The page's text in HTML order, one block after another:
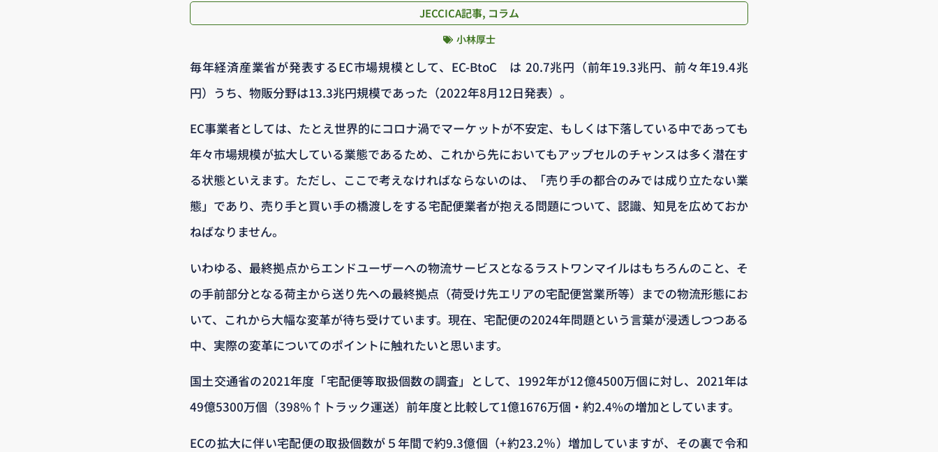
JECCICA記事, コラム
小林厚士
毎年経済産業省が発表するEC市場規模として、EC-BtoC は 20.7兆円（前年19.3兆円、前々年19.4兆
円）うち、物販分野は13.3兆円規模であった（2022年8月12日発表）。
EC事業者としては、たとえ世界的にコロナ渦でマーケットが不安定、もしくは下落している中であっても
年々市場規模が拡大している業態であるため、これから先においてもアップセルのチャンスは多く潜在す
る状態といえます。ただし、ここで考えなければならないのは、「売り手の都合のみでは成り立たない業
態」であり、売り手と買い手の橋渡しをする宅配便業者が抱える問題について、認識、知見を広めておか
ねばなりません。
いわゆる、最終拠点からエンドユーザーへの物流サービスとなるラストワンマイルはもちろんのこと、そ
の手前部分となる荷主から送り先への最終拠点（荷受け先エリアの宅配便営業所等）までの物流形態にお
いて、これから大幅な変革が待ち受けています。現在、宅配便の2024年問題という言葉が浸透しつつある
中、実際の変革についてのポイントに触れたいと思います。
国土交通省の2021年度「宅配便等取扱個数の調査」として、1992年が12億4500万個に対し、2021年は
49億5300万個（398%↑トラック運送）前年度と比較して1億1676万個・約2.4%の増加としています。
ECの拡大に伴い宅配便の取扱個数が５年間で約9.3億個（+約23.2％）増加していますが、その裏で令和